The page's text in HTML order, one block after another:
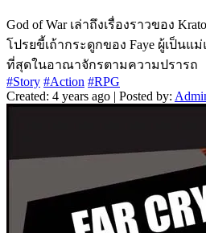
God of War เล่าถึงเรื่องราวของ
โปรยขี้เถ้ากระดูกของ Faye ผู้เป็นแ
ที่สุดในอาณาจักรตามความปรารถ
#Story #Action #RPG
Created: 4 years ago | Posted by: